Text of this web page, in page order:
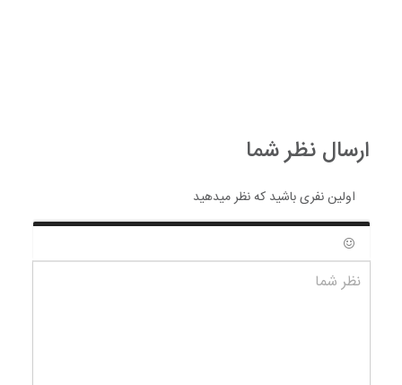
ارسال نظر شما
اولین نفری باشید که نظر میدهید
شکلک ها
نظر شما